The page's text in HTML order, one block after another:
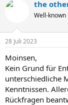
the
Well-
28 Juli 2023
Moinsen,
Kein Grund für
unterschiedliche
Kenntnissen.
Rückfragen